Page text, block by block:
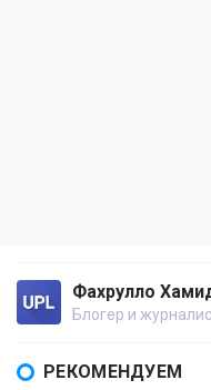
Фахрулло
Блогер и
РЕКОМЕНДУЕМ